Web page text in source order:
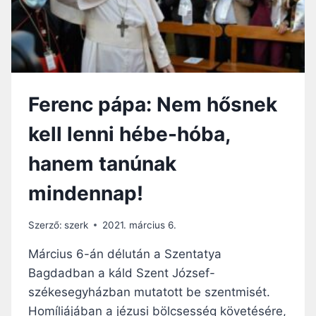
G
B
O
C
A
I
S
Á
R
N
K
Ü
Z
R
B
I
L
B
N
E
Y
D
L
É
U
S
T
Ferenc pápa: Nem hősnek
kell lenni hébe-hóba,
hanem tanúnak
mindennap!
Szerző: szerk 2021. március 6.
Március 6-án délután a Szentatya
Bagdadban a káld Szent József-
székesegyházban mutatott be szentmisét.
Homíliájában a jézusi bölcsesség követésére,